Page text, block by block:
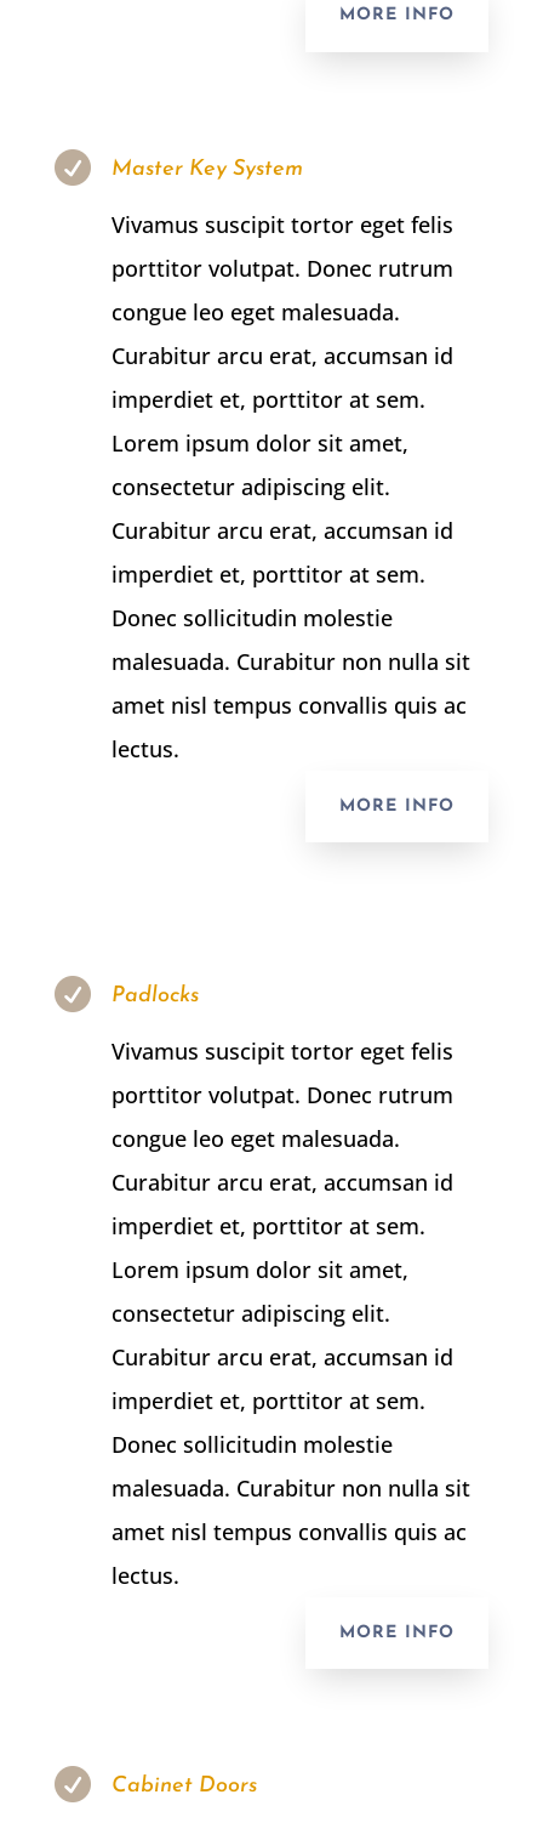
MORE INFO
 Master Key System
Vivamus suscipit tortor eget felis
porttitor volutpat. Donec rutrum
congue leo eget malesuada.
Curabitur arcu erat, accumsan id
imperdiet et, porttitor at sem.
Lorem ipsum dolor sit amet,
consectetur adipiscing elit.
Curabitur arcu erat, accumsan id
imperdiet et, porttitor at sem.
Donec sollicitudin molestie
malesuada. Curabitur non nulla sit
amet nisl tempus convallis quis ac
lectus.
MORE INFO
 Padlocks
Vivamus suscipit tortor eget felis
porttitor volutpat. Donec rutrum
congue leo eget malesuada.
Curabitur arcu erat, accumsan id
imperdiet et, porttitor at sem.
Lorem ipsum dolor sit amet,
consectetur adipiscing elit.
Curabitur arcu erat, accumsan id
imperdiet et, porttitor at sem.
Donec sollicitudin molestie
malesuada. Curabitur non nulla sit
amet nisl tempus convallis quis ac
lectus.
MORE INFO
 Cabinet Doors